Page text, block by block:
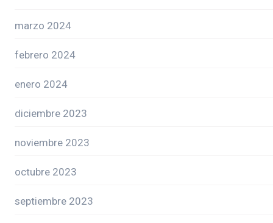
marzo 2024
febrero 2024
enero 2024
diciembre 2023
noviembre 2023
octubre 2023
septiembre 2023